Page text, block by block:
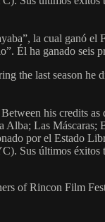
la cual ganó
Él ha ganado
the last season
his credits
Las
por el Estado
Sus últimos
of Rincon Film